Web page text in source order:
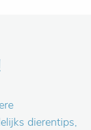
dierentips,